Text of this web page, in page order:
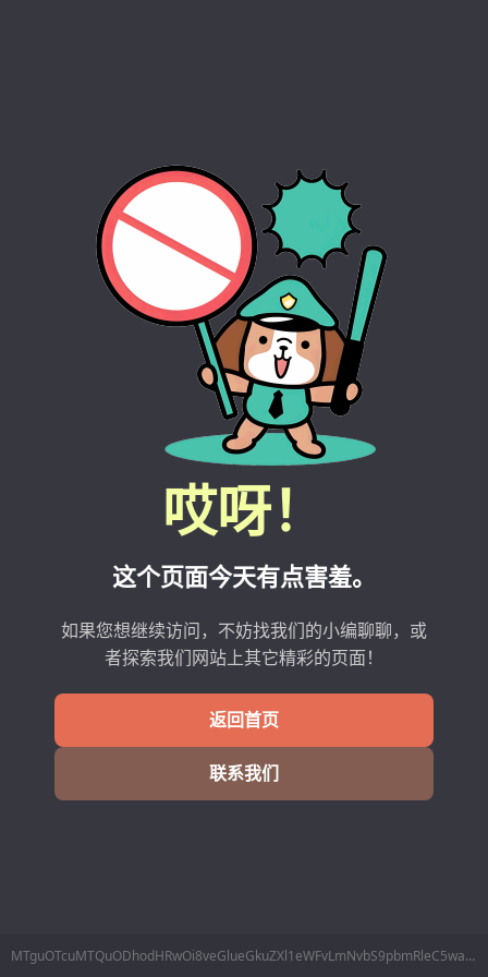
哎呀！
这个页面今天有点害羞。
如果您想继续访问，不妨找我们的小编聊聊，或
者探索我们网站上其它精彩的页面！
返回首页
联系我们
MTguOTcuMTQuODhodHRwOi8veGlueGkuZXl1eWFvLmNvbS9pbmRleC5waHAvSG9tZS9JbmRleC94aW54aS9pZC8yNTk0NTg1